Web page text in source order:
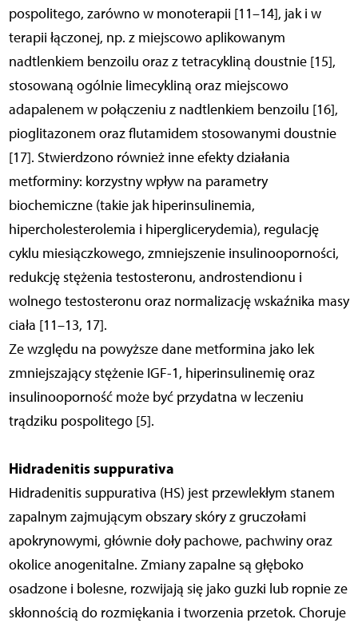
pospolitego, zarówno w monoterapii [11–14], jak i w
terapii łączonej, np. z miejscowo aplikowanym
nadtlenkiem benzoilu oraz z tetracykliną doustnie [15],
stosowaną ogólnie limecykliną oraz miejscowo
adapalenem w połączeniu z nadtlenkiem benzoilu [16],
pioglitazonem oraz flutamidem stosowanymi doustnie
[17]. Stwierdzono również inne efekty działania
metforminy: korzystny wpływ na parametry
biochemiczne (takie jak hiperinsulinemia,
hipercholesterolemia i hiperglicerydemia), regulację
cyklu miesiączkowego, zmniejszenie insulinooporności,
redukcję stężenia testosteronu, androstendionu i
wolnego testosteronu oraz normalizację wskaźnika masy
ciała [11–13, 17].
Ze względu na powyższe dane metformina jako lek
zmniejszający stężenie IGF-1, hiperinsulinemię oraz
insulinooporność może być przydatna w leczeniu
trądziku pospolitego [5].
Hidradenitis suppurativa
Hidradenitis suppurativa (HS) jest przewlekłym stanem
zapalnym zajmującym obszary skóry z gruczołami
apokrynowymi, głównie doły pachowe, pachwiny oraz
okolice anogenitalne. Zmiany zapalne są głęboko
osadzone i bolesne, rozwijają się jako guzki lub ropnie ze
skłonnością do rozmiękania i tworzenia przetok. Choruje